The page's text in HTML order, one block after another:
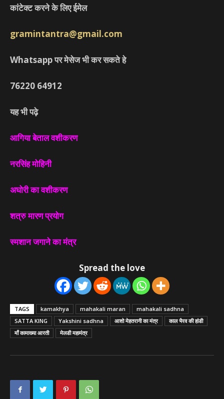
कांटेक्ट करने के लिए ईमेल
gramintantra@gmail.com
Whatsapp पर मेसेज भी कर सकते हे
76220 64912
यह भी पढ़े
आगिया बेताल वशीकरण
नरसिंह मोहिनी
अघोरी का वशीकरण
शत्रु मारण प्रयोग
स्मशान जगाने का मंत्र
Spread the love
TAGS kamakhya mahakali maran
mahakali sadhna
SATTA KING
Yakshini sadhna आशो मेहतरानी का मंत्र
काल भैरव की हांडी
माँ कामाख्या आरती
मेलडी महामंत्र